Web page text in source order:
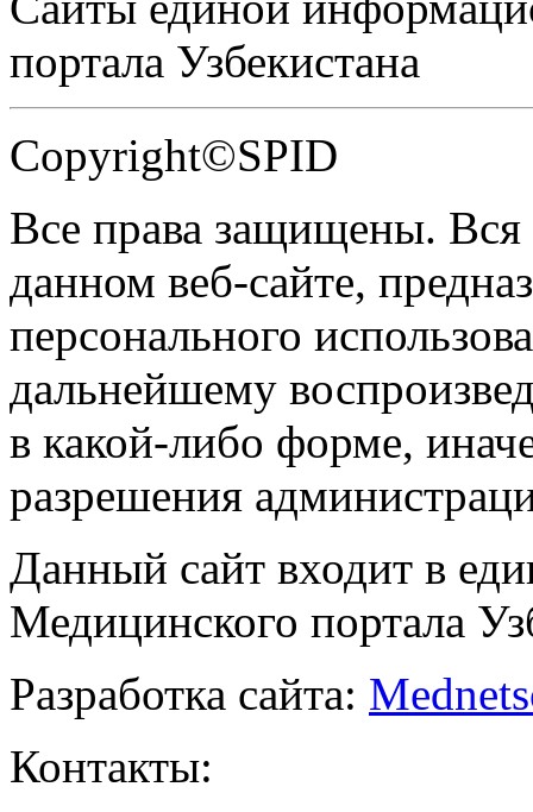
портала Узбекистана
Copyright©SPID
Все права защищены.
данном веб-сайте,
персонального
дальнейшему
в какой-либо форме,
разрешения
Данный сайт входит в
Медицинского портала
Разработка сайта:
Контакты: